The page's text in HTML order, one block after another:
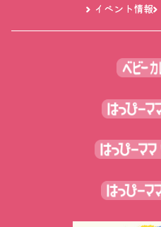
イベント情報